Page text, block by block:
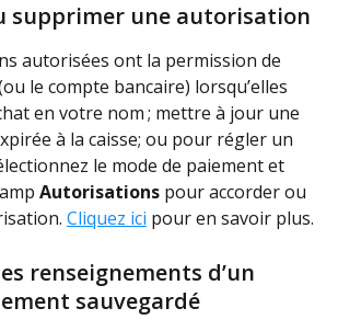
supprimer une autorisation
autorisées ont la permission de
le compte bancaire) lorsqu’elles
en votre nom ; mettre à jour une
à la caisse; ou pour régler un
le mode de paiement et
Autorisations pour accorder ou
Cliquez ici pour en savoir plus.
renseignements d’un
sauvegardé